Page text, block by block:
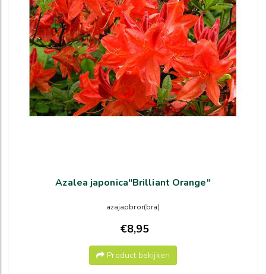
Azalea japonica"Brilliant Orange"
azajapbror(bra)
€8,95
Product bekijken